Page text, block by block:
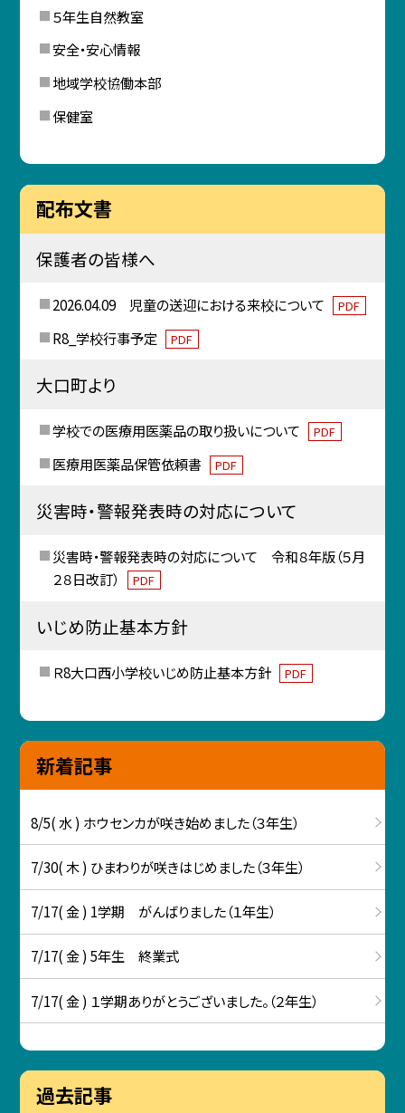
５年生自然教室
安全・安心情報
地域学校協働本部
保健室
配布文書
保護者の皆様へ
2026.04.09 児童の送迎における来校について PDF
R8_学校行事予定 PDF
大口町より
学校での医療用医薬品の取り扱いについて PDF
医療用医薬品保管依頼書 PDF
災害時・警報発表時の対応について
災害時・警報発表時の対応について 令和８年版（５月
２８日改訂）
PDF
いじめ防止基本方針
Ｒ8大口西小学校いじめ防止基本方針 PDF
新着記事
8/5( 水 ) ホウセンカが咲き始めました（３年生）
7/30( 木 ) ひまわりが咲きはじめました（３年生）
7/17( 金 ) 1学期 がんばりました（１年生）
7/17( 金 ) 5年生 終業式
7/17( 金 ) １学期ありがとうございました。（２年生）
過去記事